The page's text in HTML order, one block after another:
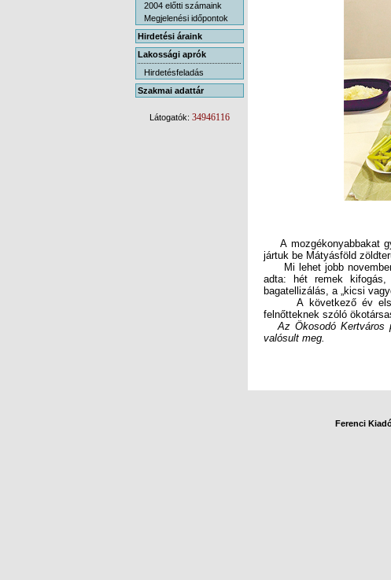
2004 előtti számaink
Megjelenési időpontok
Hirdetési áraink
Lakossági aprók
Hirdetésfeladás
Szakmai adattár
Látogatók: 34946116
A mozgékonyabbakat
jártuk be Mátyásföld
Mi lehet jobb november
adta: hét remek
bagatellizálás, a „kicsi
A következő év első
felnőtteknek szóló
Az Ökosodó Kertváros
valósult meg.
Füredi
Ferenci